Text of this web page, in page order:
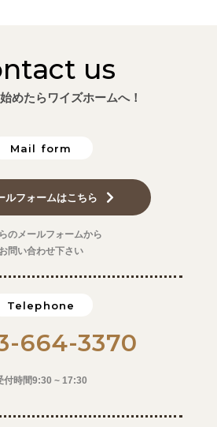
us
めたらワイズホームへ！
Mail form
ルフォームはこちら
のメールフォームから
お問い合わせ下さい
Telephone
664-3370
付時間9:30 ~ 17:30